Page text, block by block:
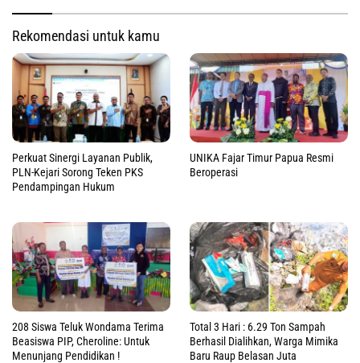
Rekomendasi untuk kamu
Perkuat Sinergi Layanan Publik,
PLN-Kejari Sorong Teken PKS
Pendampingan Hukum
UNIKA Fajar Timur Papua Resmi
Beroperasi
208 Siswa Teluk Wondama Terima
Beasiswa PIP, Cheroline: Untuk
Menunjang Pendidikan !
Total 3 Hari : 6.29 Ton Sampah
Berhasil Dialihkan, Warga Mimika
Baru Raup Belasan Juta